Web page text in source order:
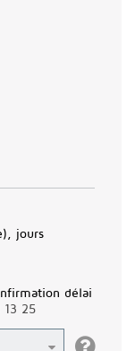
jours
délai
13 25